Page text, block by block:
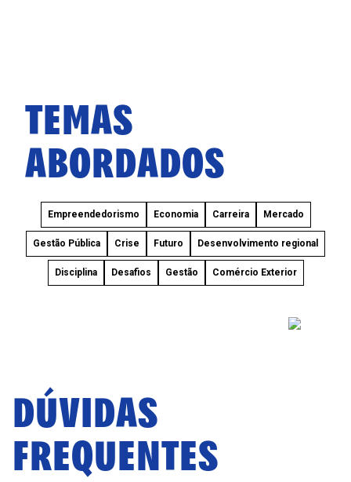
TEMAS
ABORDADOS
Empreendedorismo Economia Carreira Mercado
Gestão Pública Crise Futuro Desenvolvimento regional
Disciplina Desafios Gestão Comércio Exterior
DÚVIDAS
FREQUENTES